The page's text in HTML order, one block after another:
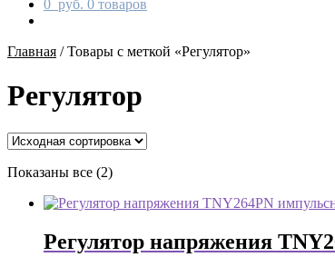
0 руб. 0 товаров
Главная /Товары с меткой «Регулятор»
Регулятор
Показаны все (2)
Регулятор напряжения